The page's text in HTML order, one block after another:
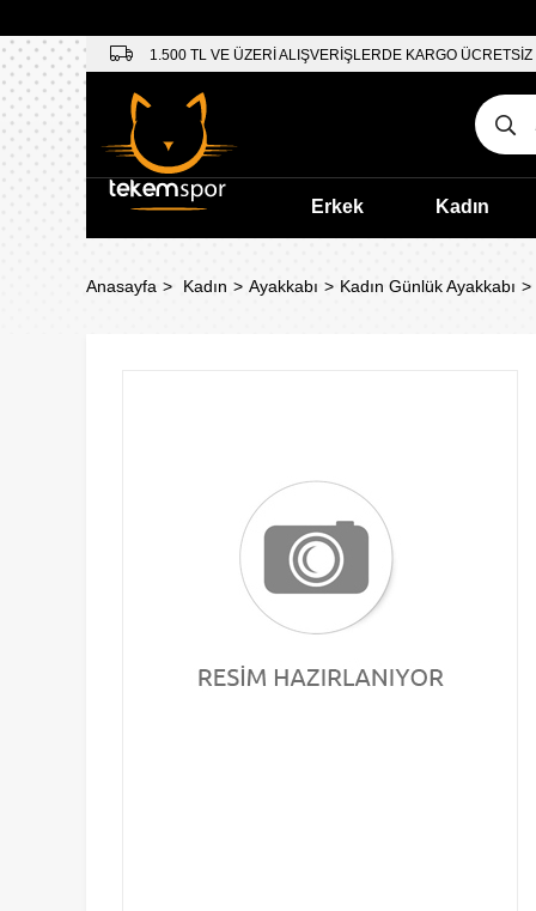
1.500 TL VE ÜZERİ ALIŞVERİŞLERDE KARGO ÜCRETSİZ
Erkek Kadın
Anasayfa Kadın Ayakkabı Kadın Günlük Ayakkabı